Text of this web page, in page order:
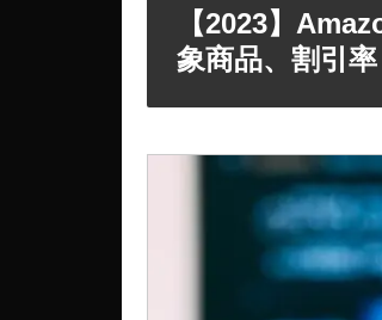
【2023】
象商品、割引率